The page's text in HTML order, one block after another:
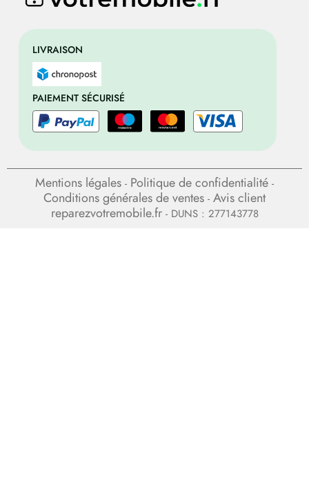
LIVRAISON
PAIEMENT SÉCURISÉ
Mentions légales - Politique de confidentialité -
Conditions générales de ventes - Avis client
reparezvotremobile.fr- DUNS : 277143778